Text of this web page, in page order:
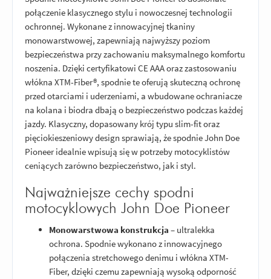
połączenie klasycznego stylu i nowoczesnej technologii
ochronnej. Wykonane z innowacyjnej tkaniny
monowarstwowej, zapewniają najwyższy poziom
bezpieczeństwa przy zachowaniu maksymalnego komfortu
noszenia. Dzięki certyfikatowi CE AAA oraz zastosowaniu
włókna XTM-Fiber®, spodnie te oferują skuteczną ochronę
przed otarciami i uderzeniami, a wbudowane ochraniacze
na kolana i biodra dbają o bezpieczeństwo podczas każdej
jazdy. Klasyczny, dopasowany krój typu slim-fit oraz
pięciokieszeniowy design sprawiają, że spodnie John Doe
Pioneer idealnie wpisują się w potrzeby motocyklistów
ceniących zarówno bezpieczeństwo, jak i styl.
Najważniejsze cechy spodni
motocyklowych John Doe Pioneer
Monowarstwowa konstrukcja – ultralekka
ochrona. Spodnie wykonano z innowacyjnego
połączenia stretchowego denimu i włókna XTM-
Fiber, dzięki czemu zapewniają wysoką odporność